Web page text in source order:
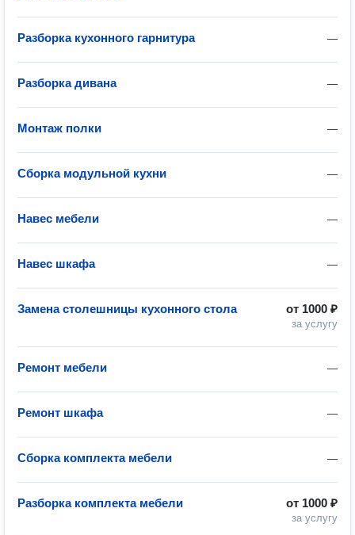
—
Разборка кухонного гарнитура
—
Разборка дивана
—
Монтаж полки
—
Сборка модульной кухни
—
Навес мебели
—
Навес шкафа
от 1000 ₽
за услугу
Замена столешницы кухонного стола
—
Ремонт мебели
—
Ремонт шкафа
—
Сборка комплекта мебели
от 1000 ₽
за услугу
Разборка комплекта мебели